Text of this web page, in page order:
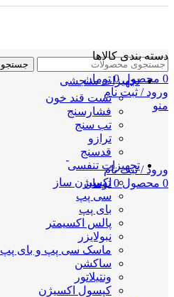
جستجو
0 محصول 0 تومان
ورود / ثبت نام
منو
ورود / ثبت نام
0 محصول 0 تومان
دسته بندی کالاها
تجهیزات سنجشی
تست قند خون
فشارسنج
تب سنج
ترازو
قدسنج
تجهیزات تنفسی
اکسیژن ساز
سی پپ
بای پپ
پالس اکسیمتر
نبولایزر
ماسک سی پپ و بای پپ
ساکشن
ونتیلاتور
کپسول اکسیژن